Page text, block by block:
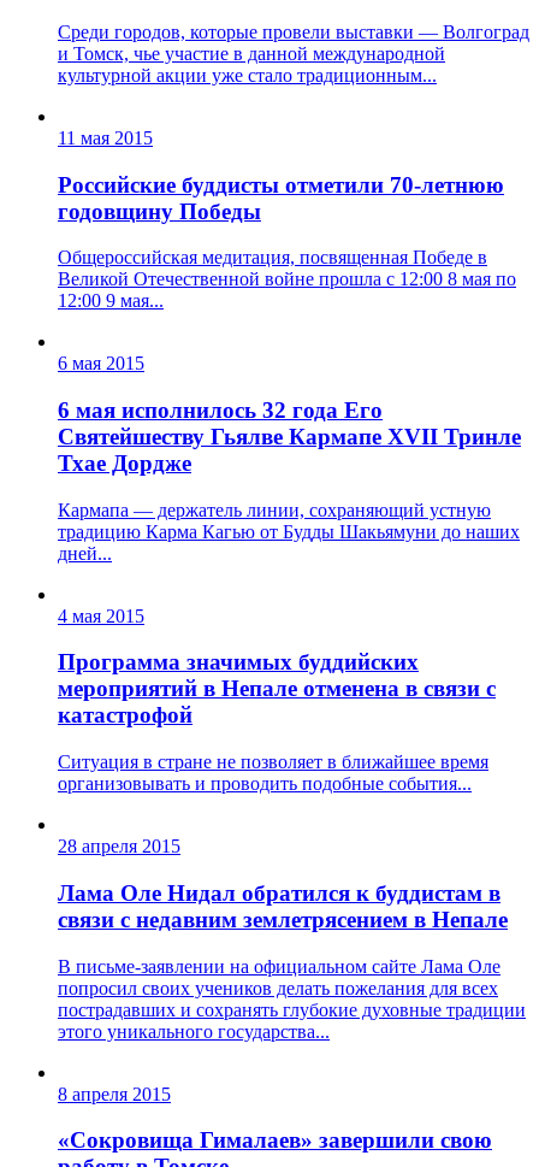
Среди городов, которые провели выставки — Волгоград
и Томск, чье участие в данной международной
культурной акции уже стало традиционным...
11 мая 2015
Российские буддисты отметили 70-летнюю
годовщину Победы
Общероссийская медитация, посвященная Победе в
Великой Отечественной войне прошла с 12:00 8 мая по
12:00 9 мая...
6 мая 2015
6 мая исполнилось 32 года Его
Святейшеству Гьялве Кармапе XVII Тринле
Тхае Дордже
Кармапа — держатель линии, сохраняющий устную
традицию Карма Кагью от Будды Шакьямуни до наших
дней...
4 мая 2015
Программа значимых буддийских
мероприятий в Непале отменена в связи с
катастрофой
Ситуация в стране не позволяет в ближайшее время
организовывать и проводить подобные события...
28 апреля 2015
Лама Оле Нидал обратился к буддистам в
связи с недавним землетрясением в Непале
В письме-заявлении на официальном сайте Лама Оле
попросил своих учеников делать пожелания для всех
пострадавших и сохранять глубокие духовные традиции
этого уникального государства...
8 апреля 2015
«Сокровища Гималаев» завершили свою